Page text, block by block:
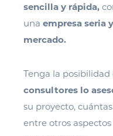
sencilla y rápida,
una empresa seria
mercado.
Tenga la posibilidad
consultores lo
su proyecto,
entre otros